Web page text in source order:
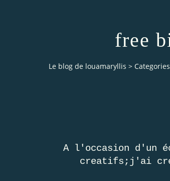
free
Le blog de louamaryllis > Categories
A l'occasion d'un
creatifs;j'ai